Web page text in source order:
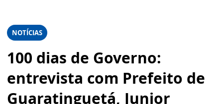
NOTÍCIAS
100 dias de Governo:
entrevista com Prefeito de
Guaratinguetá, Junior